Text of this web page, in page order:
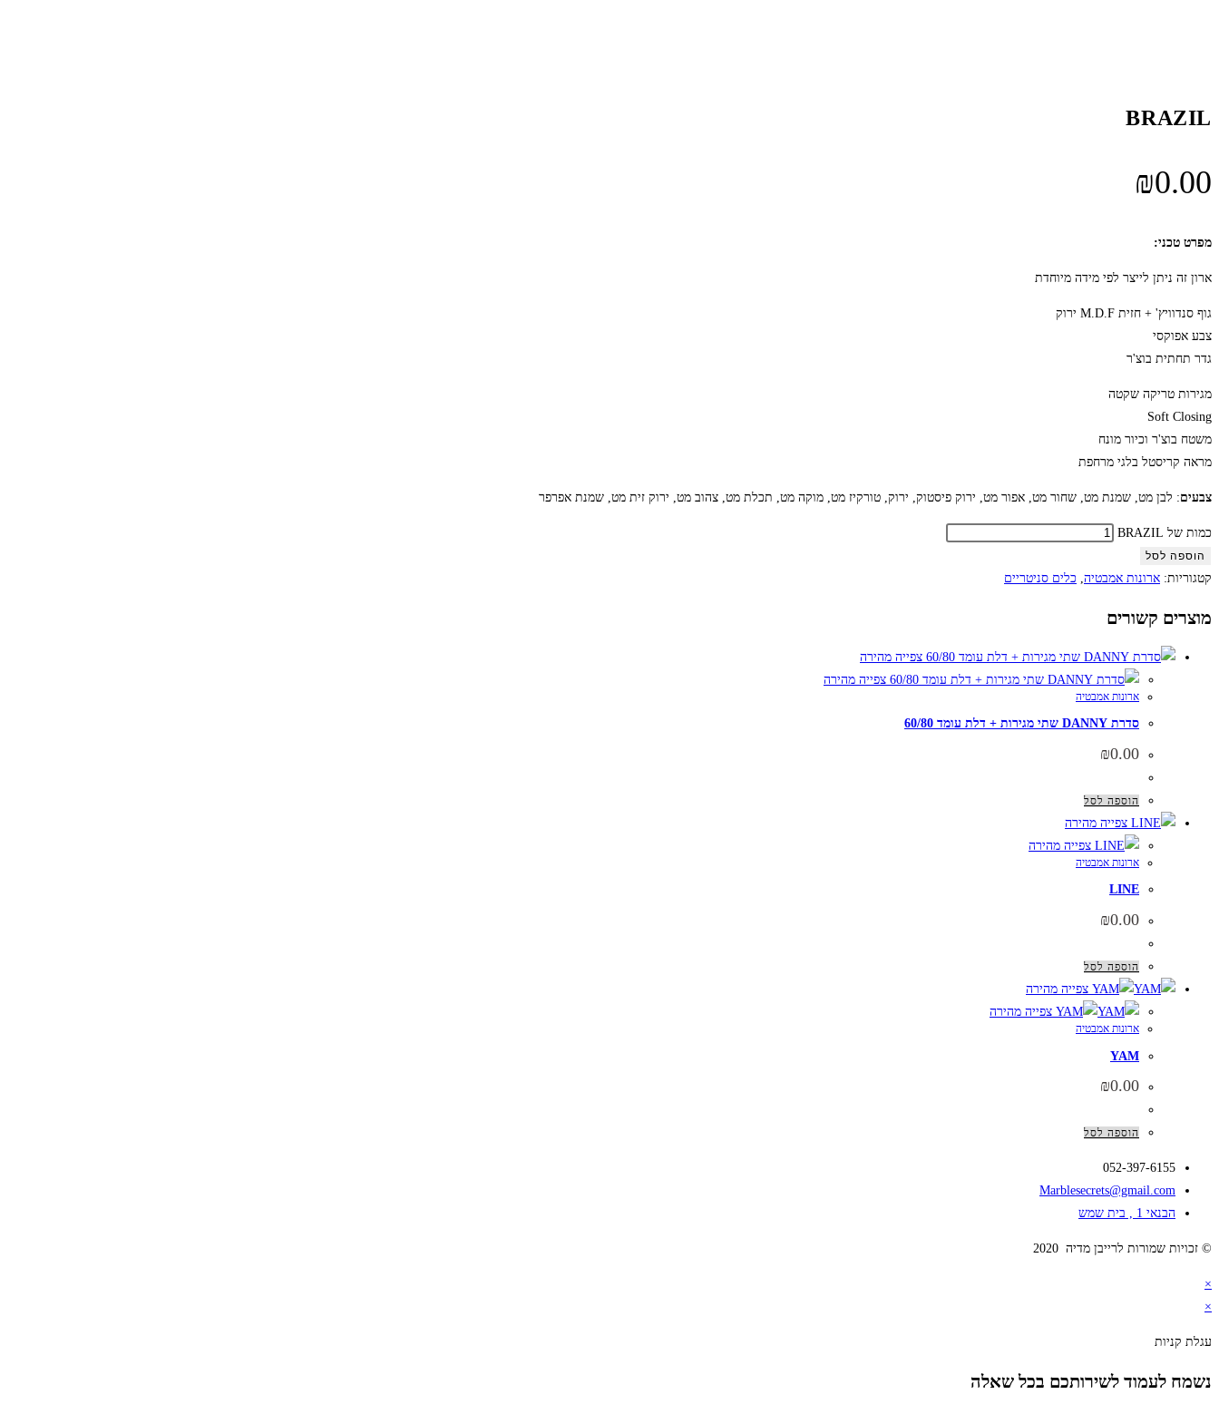
BRAZIL
₪0.00
מפרט טכני:
ארון זה ניתן לייצר לפי מידה מיוחדת
גוף סנדוויץ' + חזית M.D.F ירוק
צבע אפוקסי
גדר תחתית בוצ'ר
מגירות טריקה שקטה
Soft Closing
משטח בוצ'ר וכיור מונח
מראה קריסטל בלגי מרחפת
צבעים: לבן מט, שמנת מט, שחור מט, אפור מט, ירוק פיסטוק, ירוק, טורקיז מט, מוקה מט, תכלת מט, צהוב מט, ירוק זית מט, שמנת אפרפר
כמות של BRAZIL
הוספה לסל
קטגוריות: ארונות אמבטיה, כלים סניטריים
מוצרים קשורים
צפייה מהירה
צפייה מהירה
ארונות אמבטיה
סדרת DANNY שתי מגירות + דלת עומד 60/80
₪0.00
הוספה לסל
צפייה מהירה
צפייה מהירה
ארונות אמבטיה
LINE
₪0.00
הוספה לסל
צפייה מהירה
צפייה מהירה
ארונות אמבטיה
YAM
₪0.00
הוספה לסל
052-397-6155
Marblesecrets@gmail.com
הבנאי 1 , בית שמש
© זכויות שמורות לרייבן מדיה 2020
×
×
עגלת קניות
נשמח לעמוד לשירותכם בכל שאלה